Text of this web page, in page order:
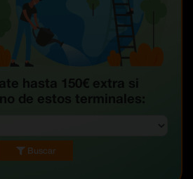
hasta 150€ extra si
de estos terminales:
Buscar